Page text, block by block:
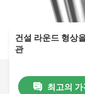
건설 라운드 형상
관
최고의 가